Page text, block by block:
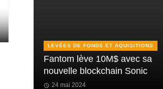
LEVÉES DE FONDS ET AQUISITIONS
Fantom lève 10M$ avec sa
nouvelle blockchain Sonic
24 mai 2024